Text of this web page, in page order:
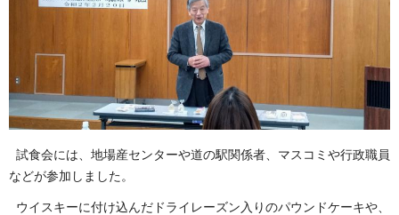
試食会には、地場産センターや道の駅関係者、マスコミや行政職員
などが参加しました。
ウイスキーに付け込んだドライレーズン入りのパウンドケーキや、